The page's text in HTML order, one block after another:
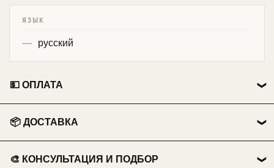
ЯЗЫК
русский
💵 ОПЛАТА
💳 Перевод на карту Сбербанка.
📱 Оплата по QR-коду .
📦 ДОСТАВКА
Бесплатно из нашего пункта выдачи.
🎨 КОНСУЛЬТАЦИЯ И ПОДБОР